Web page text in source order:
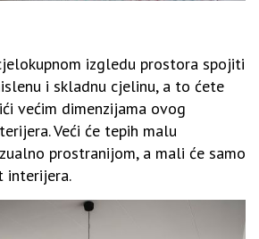
izgledu prostora spojiti
i skladnu cjelinu, a to ćete
većim dimenzijama ovog
Veći će tepih malu
prostranijom, a mali će samo
interijera.